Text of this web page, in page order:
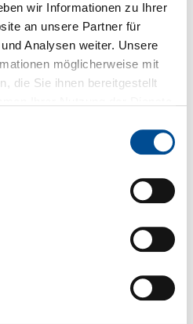
wir Informationen zu Ihrer
an unsere Partner für
Analysen weiter. Unsere
möglicherweise mit
die Sie ihnen bereitgestellt
zum Produkt
Produkt
55032, EN 61000* Auch im